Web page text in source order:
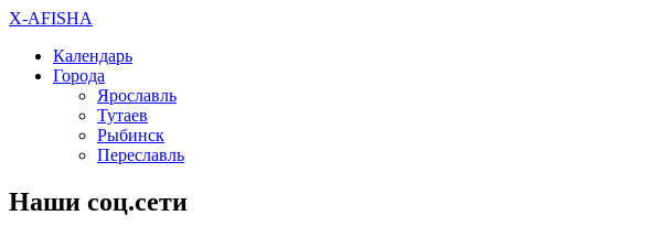
X-AFISHA
Календарь
Города
Ярославль
Тутаев
Рыбинск
Переславль
Наши соц.сети